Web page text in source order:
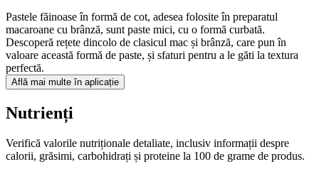
Pastele făinoase în formă de cot, adesea folosite în preparatul
macaroane cu brânză, sunt paste mici, cu o formă curbată.
Descoperă rețete dincolo de clasicul mac și brânză, care pun în
valoare această formă de paste, și sfaturi pentru a le găti la textura
perfectă.
Află mai multe în aplicație
Nutrienți
Verifică valorile nutriționale detaliate, inclusiv informații despre
calorii, grăsimi, carbohidrați și proteine la 100 de grame de produs.